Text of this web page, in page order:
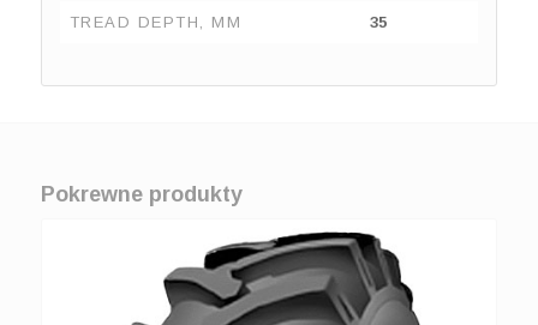
TREAD DEPTH, MM 35
Pokrewne produkty